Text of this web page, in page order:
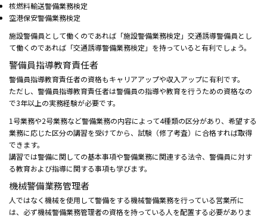
核燃料輸送警備業務検定
空港保安警備業務検定
施設警備員として働くのであれば「施設警備業務検定」交通誘導警備員とし
て働くのであれば「交通誘導警備業務検定」を持っていると有利でしょう。
警備員指導教育責任者
警備員指導教育責任者の資格もキャリアアップや収入アップに有利です。
ただし、警備員指導教育責任者は警備員の指導や教育を行うための資格なの
で3年以上の実務経験が必要です。
1号業務や2号業務など警備業務の内容によって4種類の区分があり、希望する
業務に応じた区分の講習を受けてから、試験（修了考査）に合格すれば取得
できます。
講習では警備に関しての基本事項や警備業務に関連する法令、警備員に対す
る教育および指導に関する事項も学びます。
機械警備業務管理者
人ではなく機械を使用して警備をする機械警備業務を行っている営業所に
は、必ず機械警備業務管理者の資格を持っている人を配置する必要がありま